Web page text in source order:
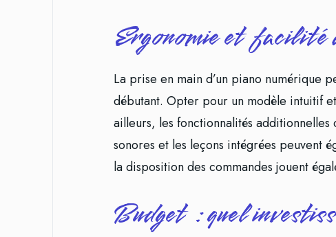
Ergonomie et facilité
La prise en main d’un piano numérique
débutant. Opter pour un modèle intuitif
ailleurs, les fonctionnalités additionnelles
sonores et les leçons intégrées peuvent
la disposition des commandes jouent
Budget : quel